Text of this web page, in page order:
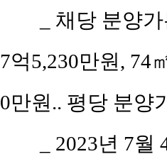
_ 채당 분양
7억5,230만원, 74
0만원.. 평당 분양
_ 2023년 7